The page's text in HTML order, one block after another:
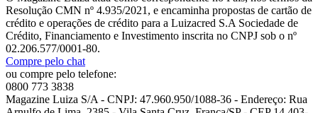
Resolução CMN nº 4.935/2021, e encaminha propostas de cartão de
crédito e operações de crédito para a Luizacred S.A Sociedade de
Crédito, Financiamento e Investimento inscrita no CNPJ sob o nº
02.206.577/0001-80.
Compre pelo chat
ou compre pelo telefone:
0800 773 3838
Magazine Luiza S/A - CNPJ: 47.960.950/1088-36 - Endereço: Rua